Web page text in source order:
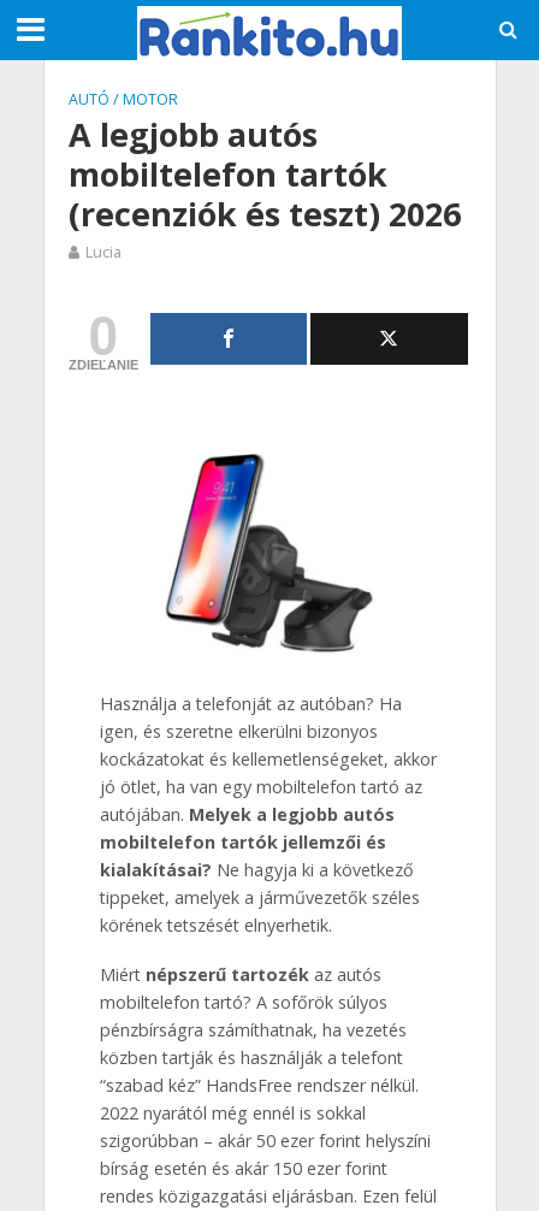
AUTÓ / MOTOR
A legjobb autós
mobiltelefon tartók
(recenziók és teszt) 2026
Lucia
0
ZDIEĽANIE
Használja a telefonját az autóban? Ha
igen, és szeretne elkerülni bizonyos
kockázatokat és kellemetlenségeket, akkor
jó ötlet, ha van egy mobiltelefon tartó az
autójában. Melyek a legjobb autós
mobiltelefon tartók jellemzői és
kialakításai? Ne hagyja ki a következő
tippeket, amelyek a járművezetők széles
körének tetszését elnyerhetik.
Miért népszerű tartozékaz autós
mobiltelefon tartó? A sofőrök súlyos
pénzbírságra számíthatnak, ha vezetés
közben tartják és használják a telefont
“szabad kéz” HandsFree rendszer nélkül.
2022 nyarától még ennél is sokkal
szigorúbban – akár 50 ezer forint helyszíni
bírság esetén és akár 150 ezer forint
rendes közigazgatási eljárásban. Ezen felül